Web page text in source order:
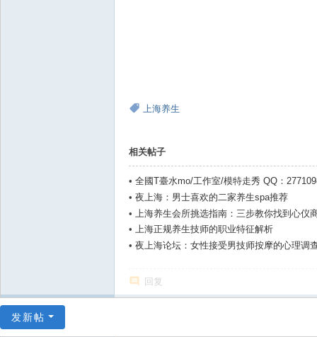
上海养生
相关帖子
• 全國T臺水mo/工作室/模特走秀 QQ：
• 夜上海：男士喜欢的二家养生spa推荐
•
上海养生会所挑选指南：三步教你找到心仪
• 上海正规养生技师的职业特征解析
• 夜上海论坛：女性接受男技师按摩的心理调
回复
发新帖